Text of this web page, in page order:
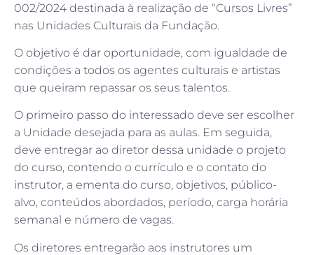
002/2024 destinada à realização de “Cursos Livres”
nas Unidades Culturais da Fundação.
O objetivo é dar oportunidade, com igualdade de
condições a todos os agentes culturais e artistas
que queiram repassar os seus talentos.
O primeiro passo do interessado deve ser escolher
a Unidade desejada para as aulas. Em seguida,
deve entregar ao diretor dessa unidade o projeto
do curso, contendo o currículo e o contato do
instrutor, a ementa do curso, objetivos, público-
alvo, conteúdos abordados, período, carga horária
semanal e número de vagas.
Os diretores entregarão aos instrutores um